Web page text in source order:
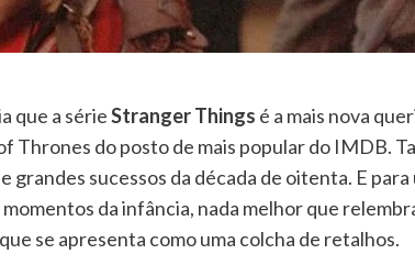
que a sérieStranger Things é a mais nova
Thrones do posto de mais popular do IMDB.
grandes sucessos da década de oitenta. E
da infância, nada melhor que
se apresenta como uma colcha de retalhos.